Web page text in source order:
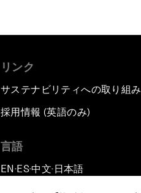
リンク
サステナビリティへの取り組み
採用情報 (英語のみ)
言語
EN ▪ES▪中文▪ 日本語